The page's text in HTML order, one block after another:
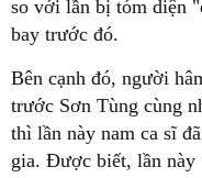
so với lần bị tóm diện
bay trước đó.
Bên cạnh đó, người
trước Sơn Tùng cùng
thì lần này nam ca sĩ
gia. Được biết, lần này